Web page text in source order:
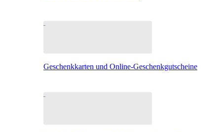
Geschenkkarten und Online-Geschenkgutscheine